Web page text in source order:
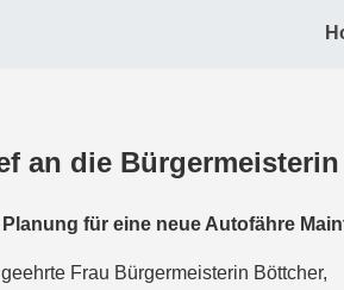
an die
Planung für eine neue Autofähre
Frau Bürgermeisterin Böttcher,